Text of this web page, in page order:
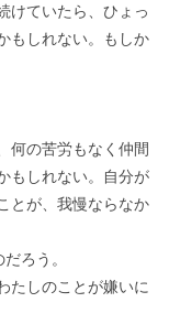
けていたら、ひょっ
もしれない。もしか
何の苦労もなく仲間
もしれない。自分が
とが、我慢ならなか
ろう。
たしのことが嫌いに